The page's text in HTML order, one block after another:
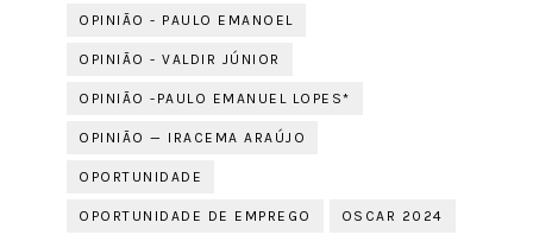
OPINIÃO - PAULO EMANOEL
OPINIÃO - VALDIR JÚNIOR
OPINIÃO -PAULO EMANUEL LOPES*
OPINIÃO — IRACEMA ARAÚJO
OPORTUNIDADE
OPORTUNIDADE DE EMPREGO OSCAR 2024